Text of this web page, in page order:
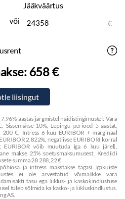
või
Jääkväärtus
€
658 €
aastas järgmistel näidistingimustel: Vara
Sissemakse 10%, Lepingu periood 5 aastat,
200 €, Intress 6 kuu EURIBOR + marginaal
2,822%, negatiivse EURIBORI korral
EURIBOR võib muutuda iga 6 kuu järel),
makse 25% soetusmaksumusest, Krediidi
summa 28 288,22 €
ja intress makstakse tagasi igakuiste
ei ole arvestatud võimalikke vara
tasu ega liiklus- ja kaskokindlustuse
tuleb sõlmida ka kasko- ja liikluskindlustus.
AS.